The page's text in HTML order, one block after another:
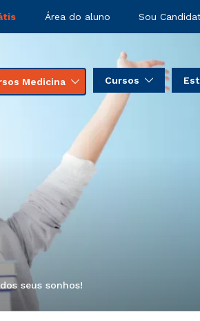
Área do aluno Sou
Medicina Cursos
seus sonhos!